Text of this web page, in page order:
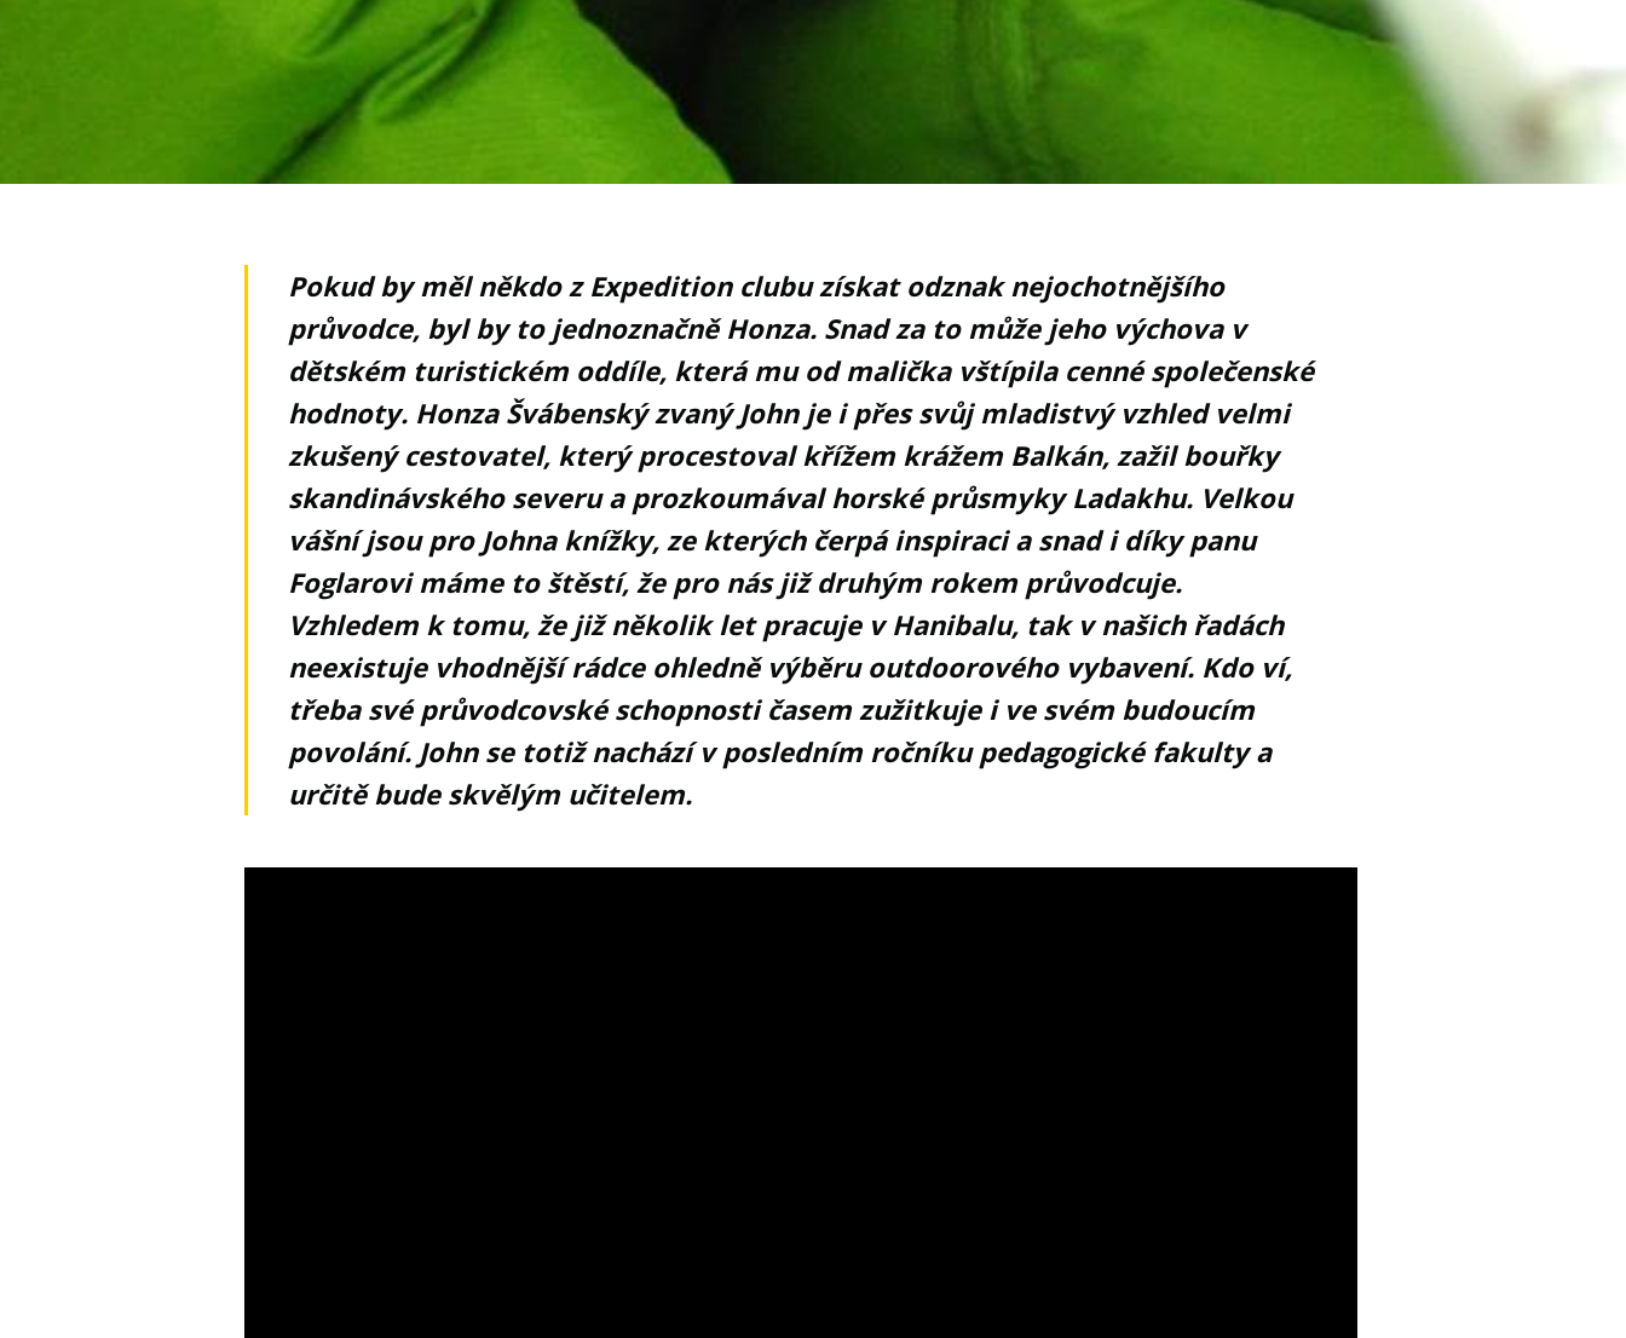
Pokud by měl někdo z Expedition clubu získat odznak nejochotnějšího
průvodce, byl by to jednoznačně Honza. Snad za to může jeho výchova v
dětském turistickém oddíle, která mu od malička vštípila cenné společenské
hodnoty. Honza Švábenský zvaný John je i přes svůj mladistvý vzhled velmi
zkušený cestovatel, který procestoval křížem krážem Balkán, zažil bouřky
skandinávského severu a prozkoumával horské průsmyky Ladakhu. Velkou
vášní jsou pro Johna knížky, ze kterých čerpá inspiraci a snad i díky panu
Foglarovi máme to štěstí, že pro nás již druhým rokem průvodcuje.
Vzhledem k tomu, že již několik let pracuje v Hanibalu, tak v našich řadách
neexistuje vhodnější rádce ohledně výběru outdoorového vybavení. Kdo ví,
třeba své průvodcovské schopnosti časem zužitkuje i ve svém budoucím
povolání. John se totiž nachází v posledním ročníku pedagogické fakulty a
určitě bude skvělým učitelem.